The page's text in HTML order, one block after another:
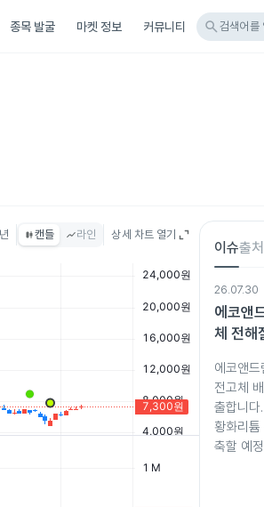
종목 발굴 마켓 정보 커뮤니티 search 검색어를
년 캔들 라인 상세 차트 열기
이슈출처
26.07.30
에코앤
체 전해
에코앤
전고체
출합니
황화리
축할 예